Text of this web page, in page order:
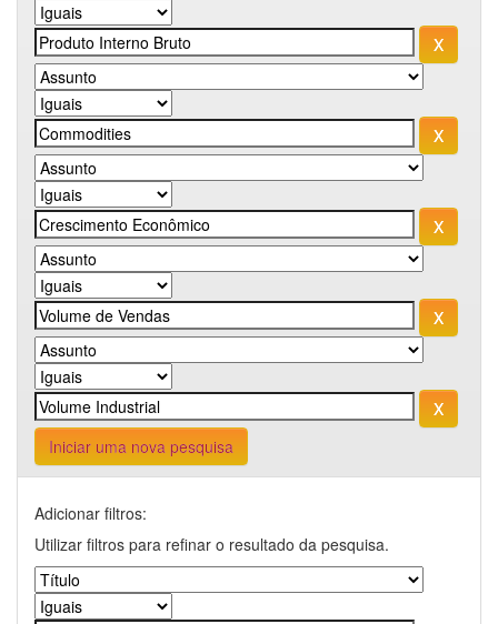
Iniciar uma nova pesquisa
Adicionar filtros:
Utilizar filtros para refinar o resultado da pesquisa.